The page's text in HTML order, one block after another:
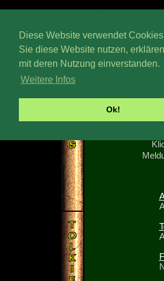
Diese Website verwendet
Sie diese Website nutzen,
mit deren Nutzung einverstanden.
Weitere Infos
Ok!
Trewstag, 15. Wedmath
In